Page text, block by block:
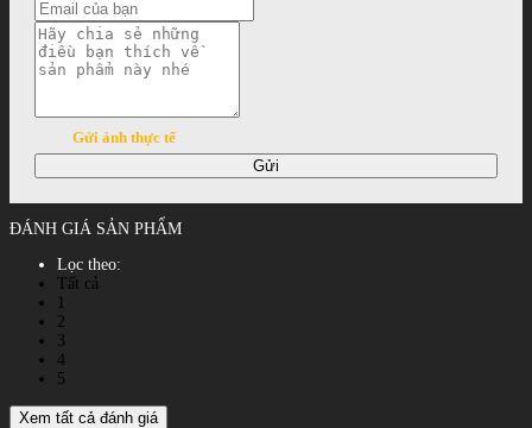
Gửi ảnh thực tế
Gửi
ĐÁNH GIÁ SẢN PHẨM
Lọc theo:
Tất cả
2
3
4
5
Xem tất cả đánh giá